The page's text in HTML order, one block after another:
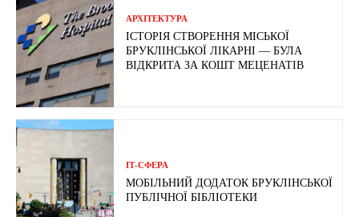
АРХІТЕКТУРА
ІСТОРІЯ СТВОРЕННЯ МІСЬКОЇ
БРУКЛІНСЬКОЇ ЛІКАРНІ — БУЛА
ВІДКРИТА ЗА КОШТ МЕЦЕНАТІВ
ІТ-СФЕРА
МОБІЛЬНИЙ ДОДАТОК БРУКЛІНСЬКОЇ
ПУБЛІЧНОЇ БІБЛІОТЕКИ